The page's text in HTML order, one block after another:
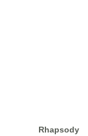
Rhapsody